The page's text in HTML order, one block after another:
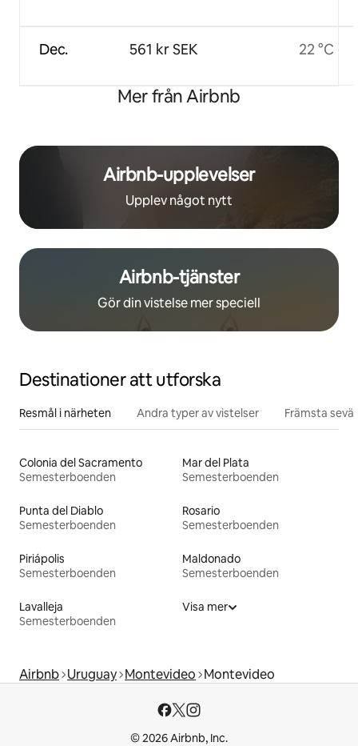
Dec. 561 kr SEK 22 °C
Mer från Airbnb
Airbnb-upplevelser
Upplev något nytt
Airbnb-tjänster
Gör din vistelse mer speciell
Destinationer att utforska
Resmål i närheten Andra typer av vistelser Främsta
Colonia del Sacramento
Semesterboenden
Mar del Plata
Semesterboenden
Punta del Diablo
Semesterboenden
Rosario
Semesterboenden
Piriápolis
Semesterboenden
Maldonado
Semesterboenden
Lavalleja
Semesterboenden
Visa mer
Airbnb Uruguay Montevideo Montevideo
© 2026 Airbnb, Inc.